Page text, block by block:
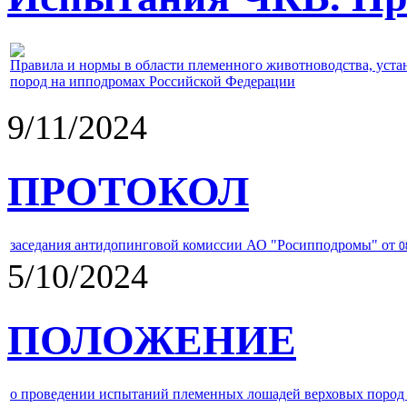
Правила и нормы в области племенного животноводства,
пород на ипподромах Российской Федерации
9/11/2024
ПРОТОКОЛ
заседания антидопинговой комиссии АО "Росипподромы" от
5/10/2024
ПОЛОЖЕНИЕ
о проведении испытаний племенных лошадей верховых